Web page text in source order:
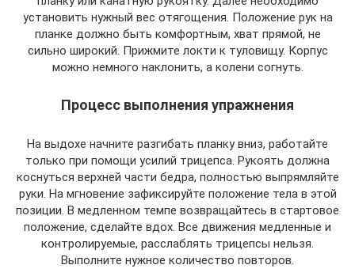
установить нужный вес отягощения. Положение рук на
планке должно быть комфортным, хват прямой, не
сильно широкий. Прижмите локти к туловищу. Корпус
можно немного наклонить, а колени согнуть.
Процесс выполнения упражнения
На выдохе начните разгибать планку вниз, работайте
только при помощи усилий трицепса. Рукоять должна
коснуться верхней части бедра, полностью выпрямляйте
руки. На мгновение зафиксируйте положение тела в этой
позиции. В медленном темпе возвращайтесь в стартовое
положение, сделайте вдох. Все движения медленные и
контролируемые, расслаблять трицепсы нельзя.
Выполните нужное количество повторов.